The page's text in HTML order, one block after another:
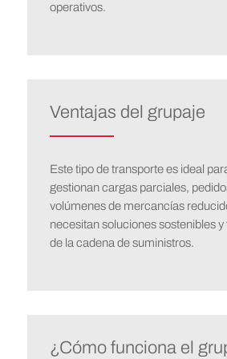
operativos.
Ventajas del grupaje
Este tipo de transporte es ideal
gestionan cargas parciales,
volúmenes de mercancías
necesitan soluciones sostenibles y
de la cadena de suministros.
¿Cómo funciona el